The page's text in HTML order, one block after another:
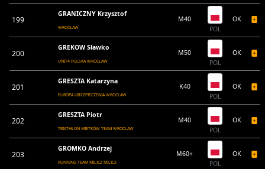
199
GRANICZNY Krzysztof
WROCŁAW
M40
POL
OK
200
GREKOW Sławko
UNIT4 POLSKA WROCŁAW
M50
POL
OK
201
GRESZTA Katarzyna
EUROPA UBEZPIECZENIA WROCŁAW
K40
POL
OK
202
GRESZTA Piotr
TRIATHLON MIETKÓW TEAM WROCLAW
M40
POL
OK
203
GROMKO Andrzej
RUNNING TEAM MILICZ MILICZ
M60+
POL
OK